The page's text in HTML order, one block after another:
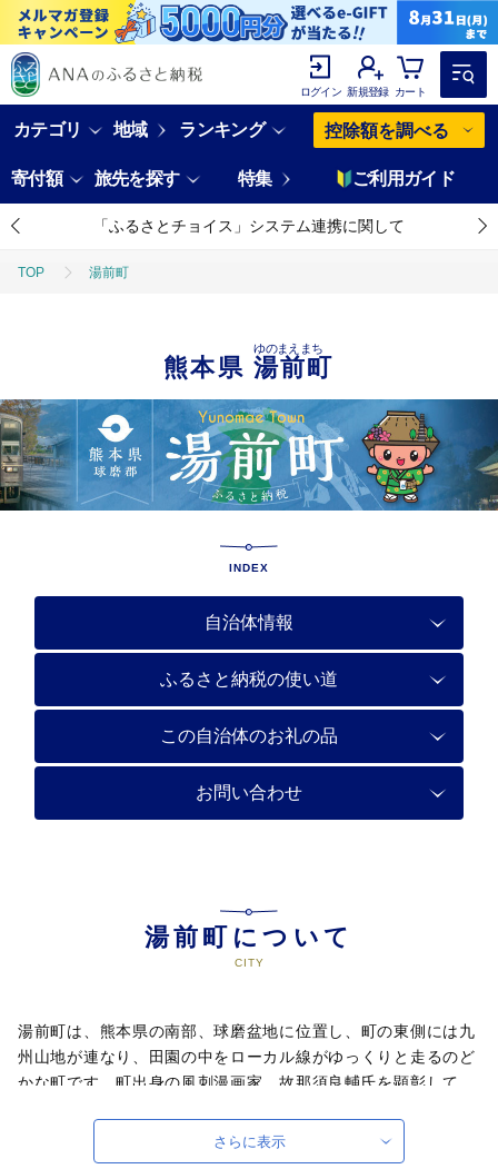
ログイン 新規登録 カート
カテゴリ 地域 ランキング 控除額を調べる
寄付額 旅先を探す 特集 ご利用ガイド
「ふるさとチョイス」システム連携に関して
TOP 湯前町
熊本県湯前町
ゆのまえまち
INDEX
自治体情報
ふるさと納税の使い道
この自治体のお礼の品
お問い合わせ
湯前町について
湯前町は、熊本県の南部、球磨盆地に位置し、町の東側には九
州山地が連なり、田園の中をローカル線がゆっくりと走るのど
かな町です。町出身の風刺漫画家、故那須良輔氏を顕彰して、
いをかたどった飾り物を奉納しお参りをすれば、お乳の出が良
くなると言われている潮神社があったり、ちょっぴりユニーク
さらに表示